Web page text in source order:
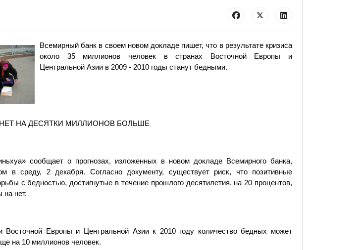
Всемирный банк в своем новом докладе пишет, что в результате кризиса
около 35 миллионов человек в странах Восточной Европы и
Центральной Азии в 2009 - 2010 годы станут бедными.
НА ДЕСЯТКИ МИЛЛИОНОВ БОЛЬШЕ
сообщает о прогнозах, изложенных в новом докладе Всемирного банка,
в среду, 2 декабря. Согласно документу, существует риск, что позитивные
с бедностью, достигнутые в течение прошлого десятилетия, на 20 процентов,
на нет.
Восточной Европы и Центральной Азии к 2010 году количество бедных может
на 10 миллионов человек.